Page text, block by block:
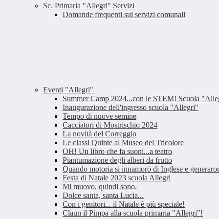
Sc. Primaria "Allegri" Servizi
Domande frequenti sui servizi comunali
Eventi "Allegri"
Summer Camp 2024...con le STEM! Scuola
Inaugurazione dell'ingresso scuola "Allegri"
Tempo di nuove semine
Cacciatori di Mostrischio 2024
La novità del Correggio
Le classi Quinte al Museo del Tricolore
OH! Un libro che fa suoni...a teatro
Piantumazione degli alberi da frutto
Quando motoria si innamorò di Inglese e
Festa di Natale 2023 scuola Allegri
Mi muovo, quindi sono.
Dolce santa, santa Lucia...
Con i genitori... il Natale è più speciale!
Claun il Pimpa alla scuola primaria "Allegri"!